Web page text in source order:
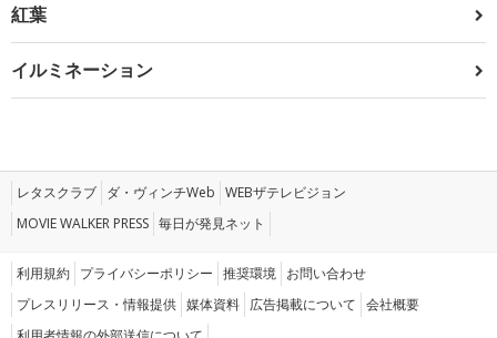
紅葉
イルミネーション
レタスクラブ ダ・ヴィンチWeb WEBザテレビジョン
MOVIE WALKER PRESS 毎日が発見ネット
利用規約 プライバシーポリシー 推奨環境 お問い合わせ
プレスリリース・情報提供 媒体資料 広告掲載について 会社概要